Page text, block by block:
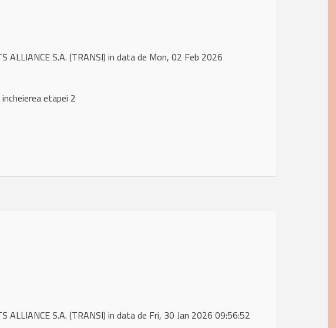
S.A. (TRANSI) in data de Mon, 02 Feb 2026
etapei 2
S.A. (TRANSI) in data de Fri, 30 Jan 2026 09:56:52